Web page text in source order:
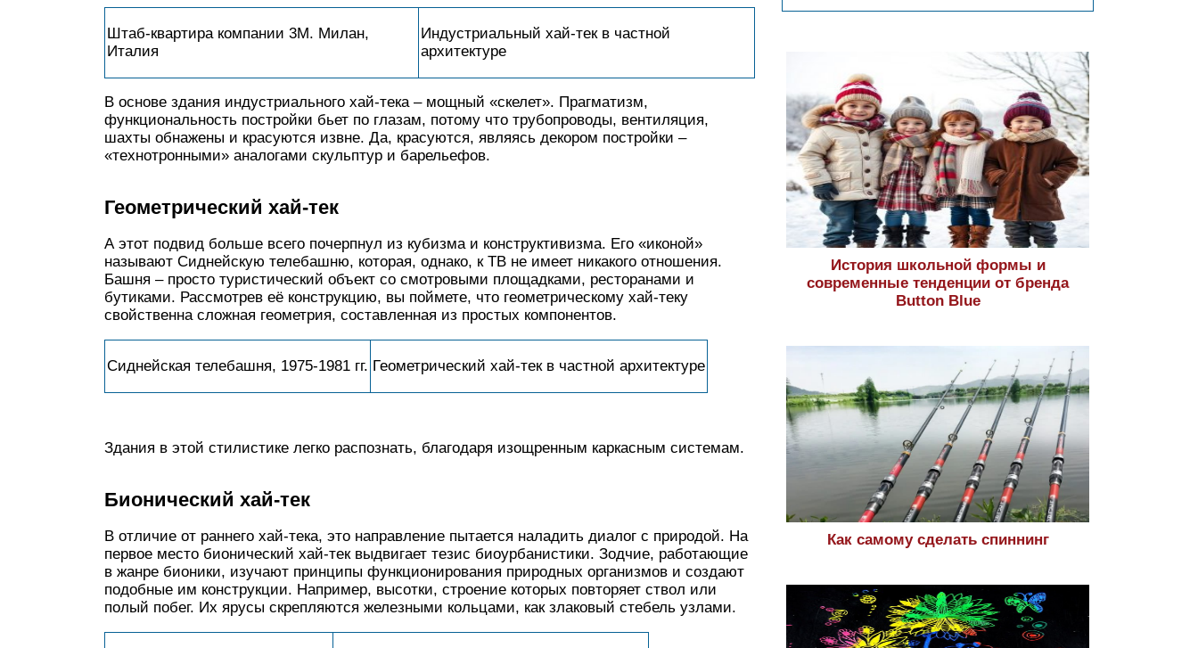
Штаб-квартира компании 3M. Милан,
Италия
Индустриальный хай-тек в частной
архитектуре
В основе здания индустриального хай-тека – мощный «скелет». Прагматизм,
функциональность постройки бьет по глазам, потому что трубопроводы, вентиляция,
шахты обнажены и красуются извне. Да, красуются, являясь декором постройки –
«технотронными» аналогами скульптур и барельефов.
Геометрический хай-тек
А этот подвид больше всего почерпнул из кубизма и конструктивизма. Его «иконой»
называют Сиднейскую телебашню, которая, однако, к ТВ не имеет никакого отношения.
Башня – просто туристический объект со смотровыми площадками, ресторанами и
бутиками. Рассмотрев её конструкцию, вы поймете, что геометрическому хай-теку
свойственна сложная геометрия, составленная из простых компонентов.
Сиднейская телебашня, 1975-1981 гг. Геометрический хай-тек в частной архитектуре
Здания в этой стилистике легко распознать, благодаря изощренным каркасным системам.
Бионический хай-тек
В отличие от раннего хай-тека, это направление пытается наладить диалог с природой. На
первое место бионический хай-тек выдвигает тезис биоурбанистики. Зодчие, работающие
в жанре бионики, изучают принципы функционирования природных организмов и создают
подобные им конструкции. Например, высотки, строение которых повторяет ствол или
полый побег. Их ярусы скрепляются железными кольцами, как злаковый стебель узлами.
История школьной формы и
современные тенденции от бренда
Button Blue
Как самому сделать спиннинг